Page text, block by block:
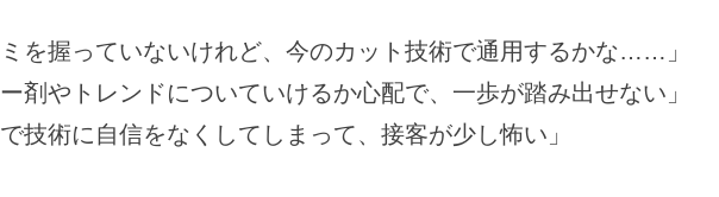
ミを握っていないけれど、今のカット技術で通用するかな……」
ー剤やトレンドについていけるか心配で、一歩が踏み出せない」
で技術に自信をなくしてしまって、接客が少し怖い」